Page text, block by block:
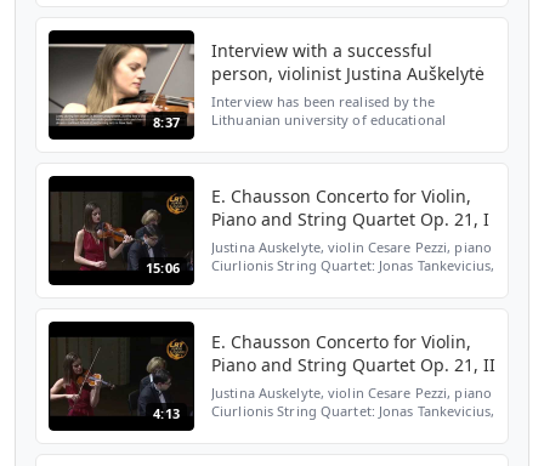
8:37
Interview with a successful
person, violinist Justina Auškelytė
Interview has been realised by the
Lithuanian university of educational
15:06
E. Chausson Concerto for Violin,
Piano and String Quartet Op. 21, I
Justina Auskelyte, violin Cesare Pezzi, piano
Ciurlionis String Quartet: Jonas Tankevicius,
4:13
E. Chausson Concerto for Violin,
Piano and String Quartet Op. 21, II
Justina Auskelyte, violin Cesare Pezzi, piano
Ciurlionis String Quartet: Jonas Tankevicius,